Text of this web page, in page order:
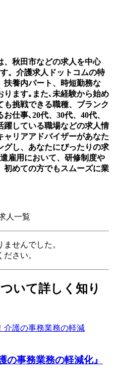
、秋田市などの求人を中心
。介護求人ドットコムの特
扶養内パート、時短勤務な
ります｡また､未経験から始め
も挑戦できる職種、ブランク
仕事､20代、30代、40代、
躍している職場などの求人情
リアアドバイザーがあなた
グし、あなたにぴったりの求
雇用において、研修制度や
初めての方でもスムーズに業
人一覧
せんでした。
さい。
いて詳しく知り
の事務業務の軽減化』